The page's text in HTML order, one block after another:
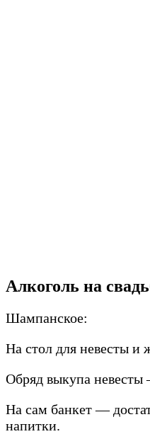
Алкоголь на
Шампанское:
На стол для невесты и
Обряд выкупа невесты
На сам банкет —
напитки.